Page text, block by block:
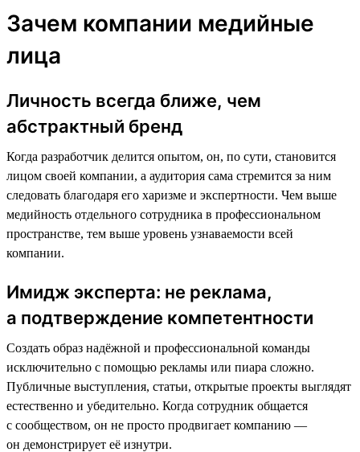
Зачем компании медийные
лица
Личность всегда ближе, чем
абстрактный бренд
Когда разработчик делится опытом, он, по сути, становится
лицом своей компании, а аудитория сама стремится за ним
следовать благодаря его харизме и экспертности. Чем выше
медийность отдельного сотрудника в профессиональном
пространстве, тем выше уровень узнаваемости всей
компании.
Имидж эксперта: не реклама,
а подтверждение компетентности
Создать образ надёжной и профессиональной команды
исключительно с помощью рекламы или пиара сложно.
Публичные выступления, статьи, открытые проекты выглядят
естественно и убедительно. Когда сотрудник общается
с сообществом, он не просто продвигает компанию —
он демонстрирует её изнутри.